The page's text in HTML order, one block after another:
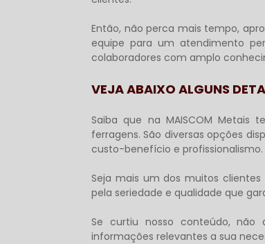
Então, não perca mais tempo,
equipe para um atendimento
colaboradores com amplo
VEJA ABAIXO ALGUNS
Saiba que na MAISCOM
ferragens. São diversas opções
custo-benefício e profissionalismo.
Seja mais um dos muitos
pela seriedade e qualidade que
Se curtiu nosso conteúdo, não
informações relevantes a sua